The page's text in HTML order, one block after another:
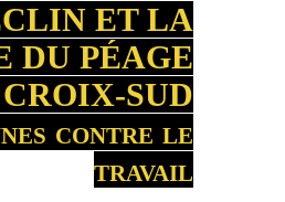
ET LA
DU PÉAGE
SUD
contre le
travail